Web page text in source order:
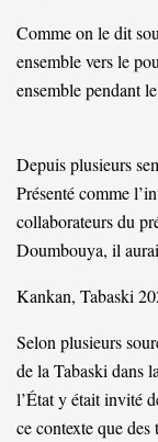
Comme on le dit
ensemble vers le
ensemble pendant
Depuis plusieurs
Présenté comme
collaborateurs du
Doumbouya, il
Kankan, Tabaski
Selon plusieurs
de la Tabaski dans
l’État y était invité
ce contexte que des